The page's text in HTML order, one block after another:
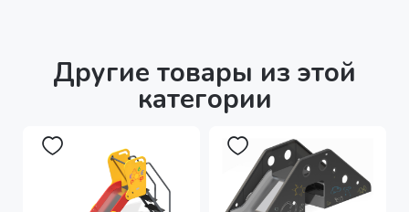
Другие товары из этой
категории